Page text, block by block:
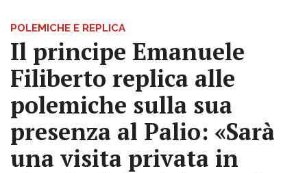
POLEMICHE E REPLICA
Il principe Emanuele
Filiberto replica alle
polemiche sulla sua
presenza al Palio: «Sarà
una visita privata in